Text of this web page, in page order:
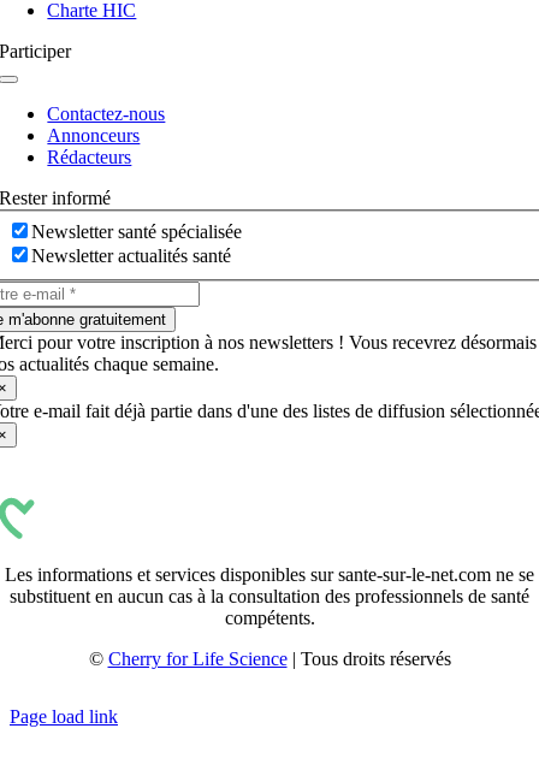
Charte HIC
Participer
Navigation
basculeContactez-nous
Annonceurs
Rédacteurs
Rester informé
Newsletter santé spécialisée
Newsletter actualités santé
m'abonne gratuitement
pour votre inscription à nos newsletters ! Vous recevrez désormais
actualités chaque semaine.
e-mail fait déjà partie dans d'une des listes de diffusion
Les informations et services disponibles sur sante-sur-le-net.com ne se
substituent en aucun cas à la consultation des professionnels de santé
compétents.
© Cherry for Life Science| Tous droits réservés
Page load link